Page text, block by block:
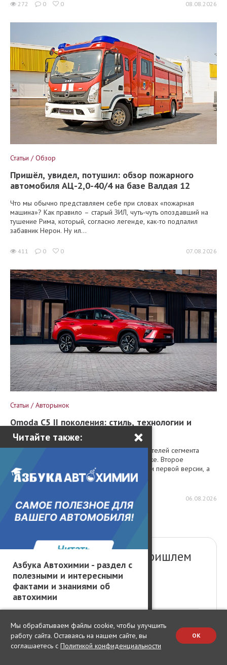
Читайте также: ×
Азбука Автохимии - раздел с
полезными и интересными
фактами и знаниями об
автохимии
272 0 0 08.08.2026
Статьи / Обзор
Пришёл, увидел, потушил: обзор пожарного
автомобиля АЦ-2,0-40/4 на базе Валдая 12
Что мы обычно представляем себе при словах «пожарная
машина»? Как правило – старый ЗИЛ, чуть-чуть опоздавший на
тушение Рима, который, согласно легенде, как-то подпалил
забавник Нерон. Ну ил...
411 0 0 07.08.2026
Статьи / Авторынок
Omoda C5 II поколения: стиль, технологии и
драйв в новом прочтении
Omoda C5 – один из самых ярких представителей сегмента
компактных кроссоверов на российском рынке. Второе
поколение модели не просто развивает идеи первой версии, а
переосмысляет их: здесь б...
06.08.2026
Новое интересное пришлем
на почту!
Даюсогласие на получение рассылки
Мы обрабатываем файлы cookie, чтобы улучшить
работу сайта. Оставаясь на нашем сайте, вы
соглашаетесь с Политикой конфиденциальности
OK